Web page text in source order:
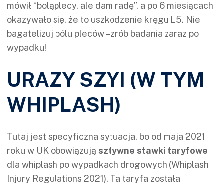
mówił “boląplecy, ale dam radę”, a po 6 miesiącach
okazywało się, że to uszkodzenie kręgu L5. Nie
bagatelizuj bólu pleców – zrób badania zaraz po
wypadku!
URAZY SZYI (W TYM
WHIPLASH)
Tutaj jest specyficzna sytuacja, bo od maja 2021
roku w UK obowiązują sztywne stawki taryfowe
dla whiplash po wypadkach drogowych (Whiplash
Injury Regulations 2021). Ta taryfa została